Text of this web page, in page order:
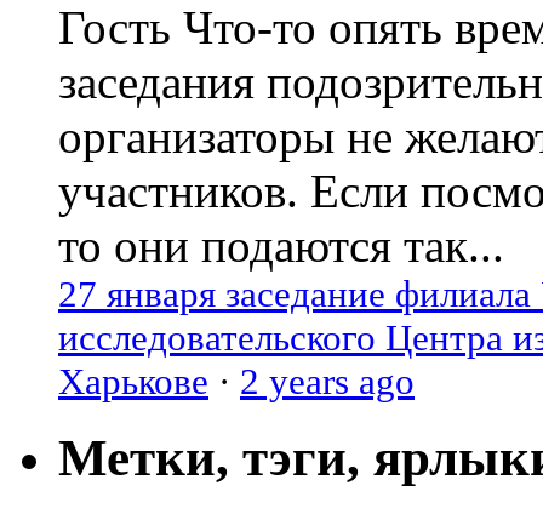
Гость Что-то опять
заседания
организаторы не
участников. Если
то они подаются так...
27 января заседание
исследовательского Центра
Харькове · 2 years ago
Метки, тэги,